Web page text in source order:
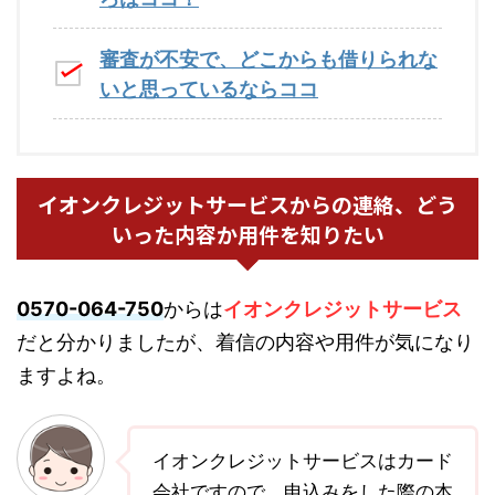
審査が不安で、どこからも借りられな
いと思っているならココ
イオンクレジットサービスからの連絡、どう
いった内容か用件を知りたい
0570-064-750からはイオンクレジットサービス
だと分かりましたが、着信の内容や用件が気になり
ますよね。
イオンクレジットサービスはカード